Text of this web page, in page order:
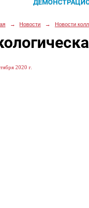
→ Новости → Новости
2020 г.